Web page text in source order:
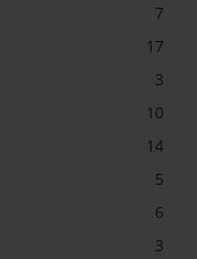
7
17
3
10
14
5
6
3